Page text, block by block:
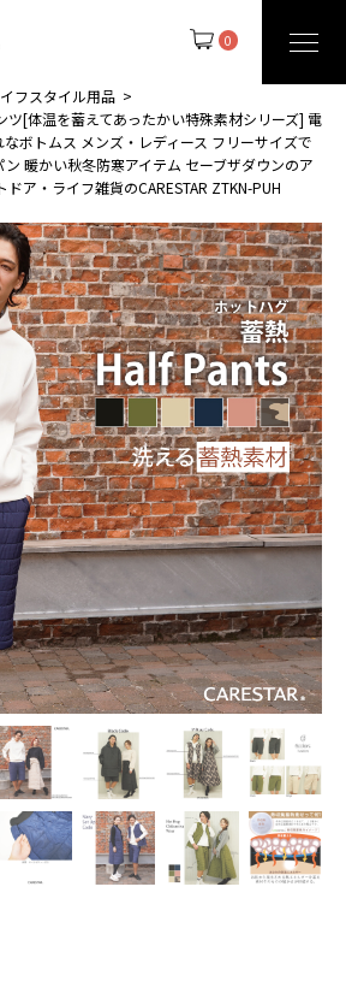
0
フスタイル用品
ツ[体温を蓄えてあったかい特殊素材シリーズ] 電
ボトムス メンズ・レディース フリーサイズで
暖かい秋冬防寒アイテム セーブザダウンのア
ア・ライフ雑貨のCARESTAR ZTKN-PUH